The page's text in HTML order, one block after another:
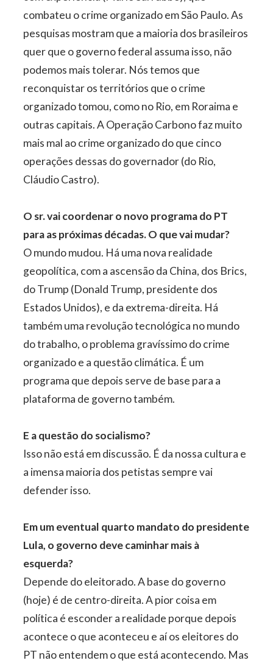
combateu o crime organizado em São Paulo. As
pesquisas mostram que a maioria dos brasileiros
quer que o governo federal assuma isso, não
podemos mais tolerar. Nós temos que
reconquistar os territórios que o crime
organizado tomou, como no Rio, em Roraima e
outras capitais. A Operação Carbono faz muito
mais mal ao crime organizado do que cinco
operações dessas do governador (do Rio,
Cláudio Castro).
O sr. vai coordenar o novo programa do PT
para as próximas décadas. O que vai mudar?
O mundo mudou. Há uma nova realidade
geopolítica, com a ascensão da China, dos Brics,
do Trump (Donald Trump, presidente dos
Estados Unidos), e da extrema-direita. Há
também uma revolução tecnológica no mundo
do trabalho, o problema gravíssimo do crime
organizado e a questão climática. É um
programa que depois serve de base para a
plataforma de governo também.
E a questão do socialismo?
Isso não está em discussão. É da nossa cultura e
a imensa maioria dos petistas sempre vai
defender isso.
Em um eventual quarto mandato do presidente
Lula, o governo deve caminhar mais à
esquerda?
Depende do eleitorado. A base do governo
(hoje) é de centro-direita. A pior coisa em
política é esconder a realidade porque depois
acontece o que aconteceu e aí os eleitores do
PT não entendem o que está acontecendo. Mas